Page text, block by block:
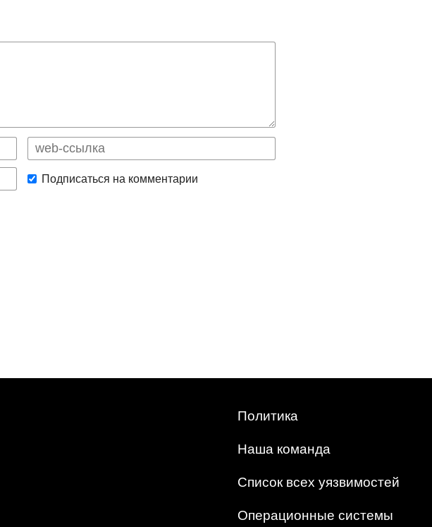
Подписаться на комментарии
Политика
Наша команда
Список всех уязвимостей
Операционные системы